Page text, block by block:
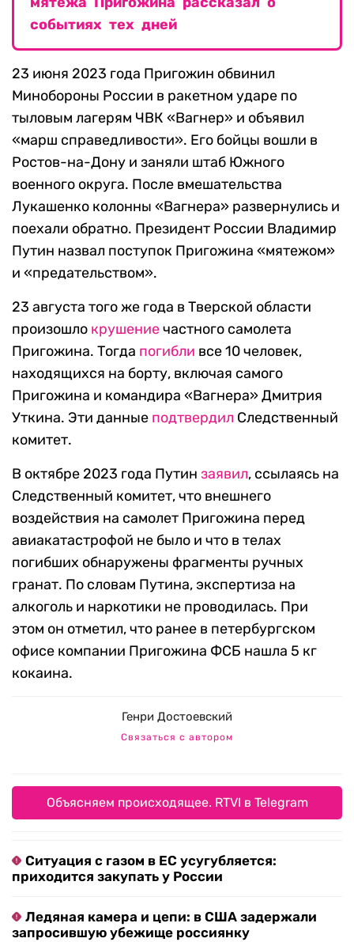
событиях тех дней
23 июня 2023 года Пригожин обвинил
Минобороны России в ракетном ударе по
тыловым лагерям ЧВК «Вагнер» и объявил
«марш справедливости». Его бойцы вошли в
Ростов-на-Дону и заняли штаб Южного
военного округа. После вмешательства
Лукашенко колонны «Вагнера» развернулись и
поехали обратно. Президент России Владимир
Путин назвал поступок Пригожина «мятежом»
и «предательством».
23 августа того же года в Тверской области
произошло крушениечастного самолета
Пригожина. Тогда погибли все 10 человек,
находящихся на борту, включая самого
Пригожина и командира «Вагнера» Дмитрия
Уткина. Эти данные подтвердил Следственный
комитет.
В октябре 2023 года Путин заявил, ссылаясь на
Следственный комитет, что внешнего
воздействия на самолет Пригожина перед
авиакатастрофой не было и что в телах
погибших обнаружены фрагменты ручных
гранат. По словам Путина, экспертиза на
алкоголь и наркотики не проводилась. При
этом он отметил, что ранее в петербургском
офисе компании Пригожина ФСБ нашла 5 кг
кокаина.
Генри Достоевский
Связаться с автором
Объясняем происходящее. RTVI в Telegram
Ситуация с газом в ЕС усугубляется:
приходится закупать у России
Ледяная камера и цепи: в США задержали
запросившую убежище россиянку